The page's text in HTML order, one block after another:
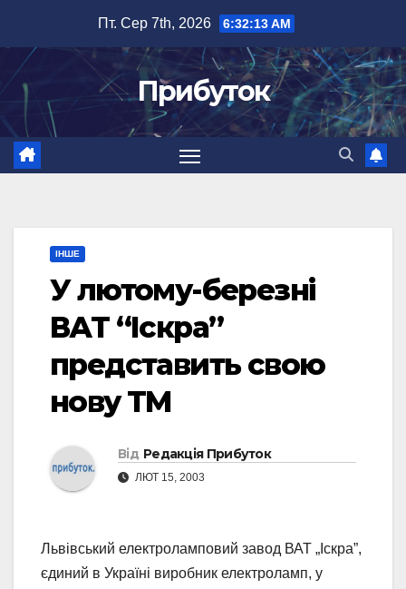
вмісту
Пт. Сер 7th, 2026 6:32:13 AM
Прибуток
ІНШЕ
У лютому-березні
ВАТ “Іскра”
представить свою
нову ТМ
Від Редакція Прибуток
ЛЮТ 15, 2003
Львівський електроламповий завод ВАТ „Іскра”,
єдиний в Україні виробник електроламп, у